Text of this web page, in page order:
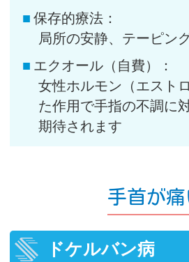
保存的療法：
局所の安静、テーピン
エクオール（自費）：
女性ホルモン（エスト
た作用で手指の不調に
期待されます
手首が痛
ドケルバン病